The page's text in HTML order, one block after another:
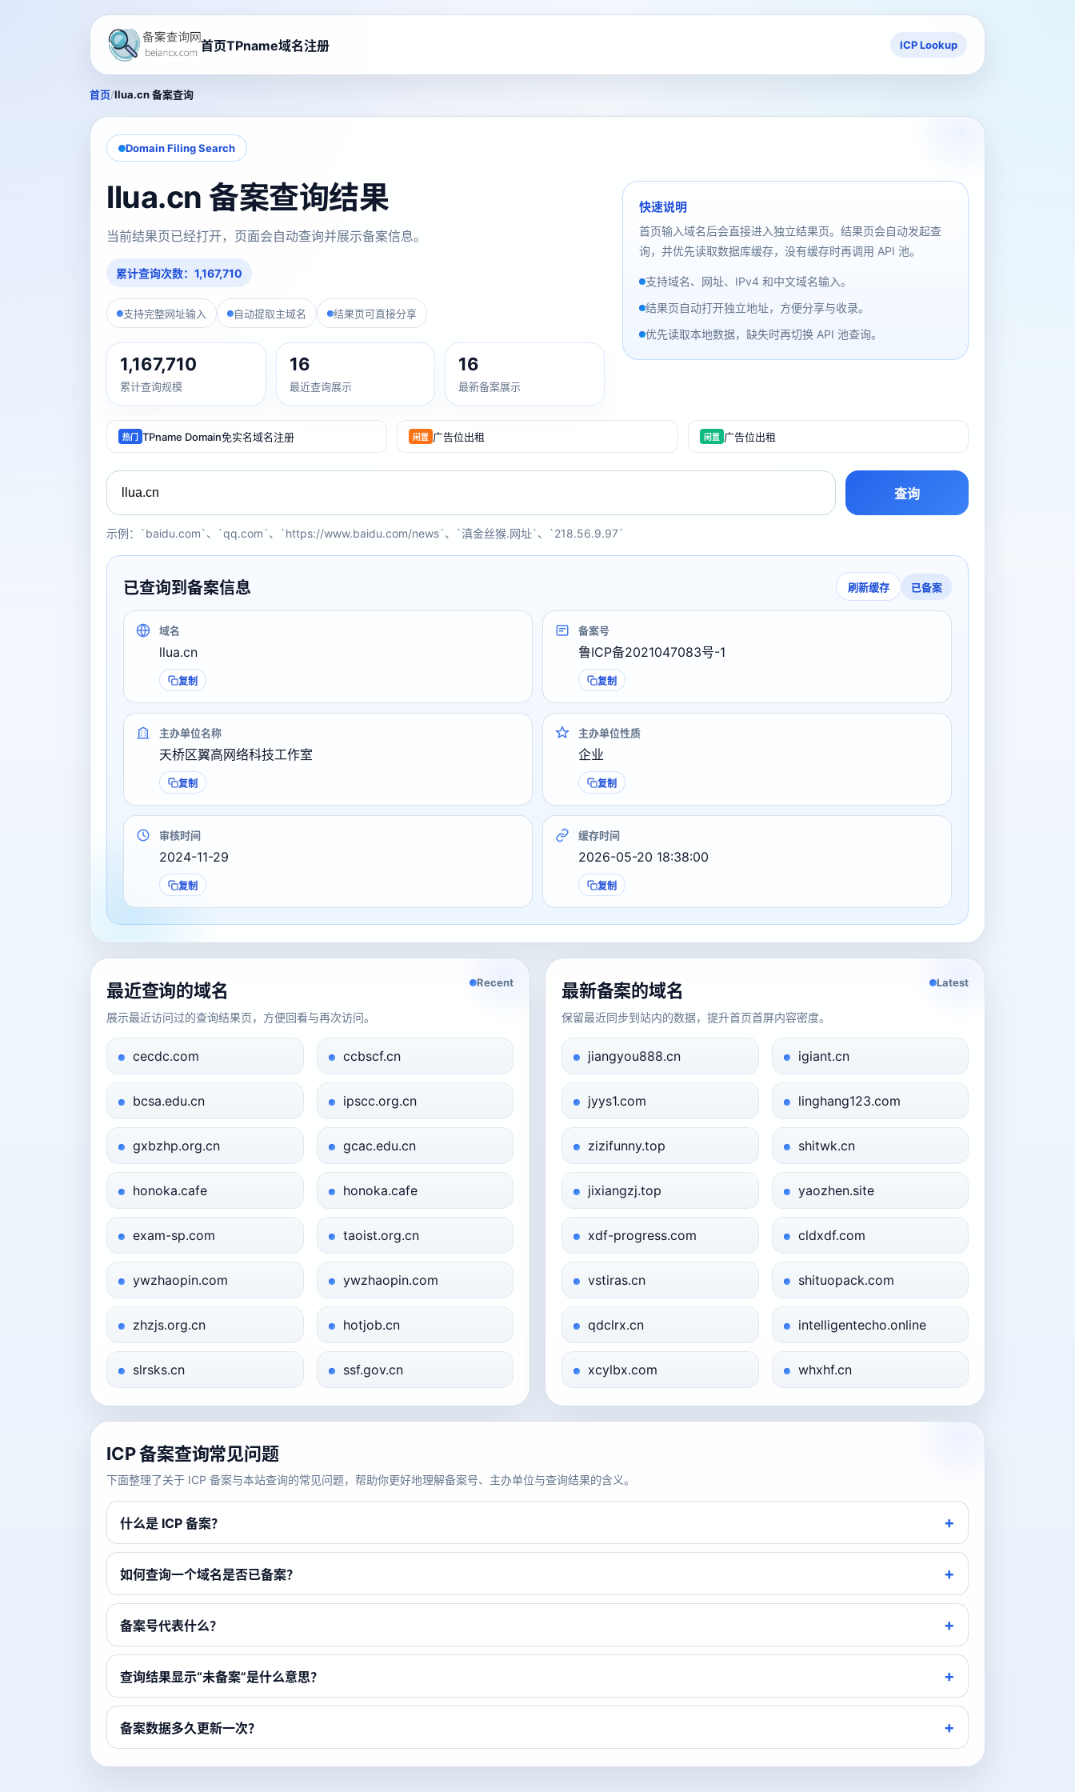
首页TPname域名注册 ICP Lookup
首页/llua.cn 备案查询
Domain Filing Search
llua.cn 备案查询结果
当前结果页已经打开，页面会自动查询并展示备案信息。
累计查询次数：1,167,710
支持完整网址输入 自动提取主域名 结果页可直接分享
1,167,710
累计查询规模
16
最近查询展示
16
最新备案展示
快速说明
首页输入域名后会直接进入独立结果页。结果页会自动发起查
询，并优先读取数据库缓存，没有缓存时再调用 API 池。
支持域名、网址、IPv4 和中文域名输入。
结果页自动打开独立地址，方便分享与收录。
优先读取本地数据，缺失时再切换 API 池查询。
热门 TPname Domain免实名域名注册 闲置 广告位出租 闲置 广告位出租
查询
示例：`baidu.com`、`qq.com`、`https://www.baidu.com/news`、`滇金丝猴.网址`、`218.56.9.97`
已查询到备案信息 刷新缓存 已备案
域名
llua.cn
复制
备案号
鲁ICP备2021047083号-1
复制
主办单位名称
天桥区翼高网络科技工作室
复制
主办单位性质
企业
复制
审核时间
2024-11-29
复制
缓存时间
2026-05-20 18:38:00
复制
最近查询的域名
展示最近访问过的查询结果页，方便回看与再次访问。
Recent
cecdc.com ccbscf.cn
bcsa.edu.cn ipscc.org.cn
gxbzhp.org.cn gcac.edu.cn
honoka.cafe honoka.cafe
exam-sp.com taoist.org.cn
ywzhaopin.com ywzhaopin.com
zhzjs.org.cn hotjob.cn
slrsks.cn ssf.gov.cn
最新备案的域名
保留最近同步到站内的数据，提升首页首屏内容密度。
Latest
jiangyou888.cn igiant.cn
jyys1.com linghang123.com
zizifunny.top shitwk.cn
jixiangzj.top yaozhen.site
xdf-progress.com cldxdf.com
vstiras.cn shituopack.com
qdclrx.cn intelligentecho.online
xcylbx.com whxhf.cn
ICP 备案查询常见问题
下面整理了关于 ICP 备案与本站查询的常见问题，帮助你更好地理解备案号、主办单位与查询结果的含义。
什么是 ICP 备案？
如何查询一个域名是否已备案？
备案号代表什么？
查询结果显示“未备案”是什么意思？
备案数据多久更新一次？